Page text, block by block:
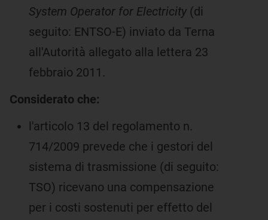
System Operator for Electricity (di
seguito: ENTSO-E) inviato da Terna
all'Autorità allegato alla lettera 23
febbraio 2011.
Considerato che:
l'articolo 13 del regolamento n.
714/2009 prevede che i gestori del
sistema di trasmissione (di seguito:
TSO) ricevano una compensazione
per i costi sostenuti per effetto del